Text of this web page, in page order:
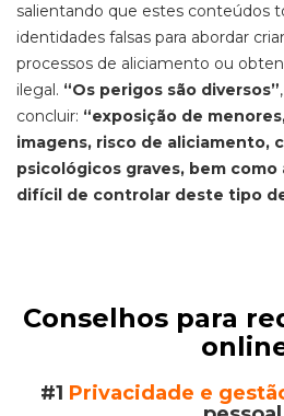
salientando que estes conteúdos
identidades falsas para abordar
processos de aliciamento ou
ilegal. “Os perigos são diversos”
concluir: “exposição de
imagens, risco de aliciamento,
psicológicos graves, bem como
difícil de controlar deste tipo
Conselhos para
#1 Privacidade e